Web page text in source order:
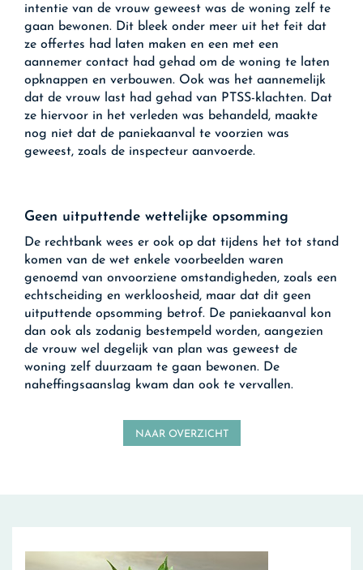
intentie van de vrouw geweest was de woning zelf te
gaan bewonen. Dit bleek onder meer uit het feit dat
ze offertes had laten maken en een met een
aannemer contact had gehad om de woning te laten
opknappen en verbouwen. Ook was het aannemelijk
dat de vrouw last had gehad van PTSS-klachten. Dat
ze hiervoor in het verleden was behandeld, maakte
nog niet dat de paniekaanval te voorzien was
geweest, zoals de inspecteur aanvoerde.
Geen uitputtende wettelijke opsomming
De rechtbank wees er ook op dat tijdens het tot stand
komen van de wet enkele voorbeelden waren
genoemd van onvoorziene omstandigheden, zoals een
echtscheiding en werkloosheid, maar dat dit geen
uitputtende opsomming betrof. De paniekaanval kon
dan ook als zodanig bestempeld worden, aangezien
de vrouw wel degelijk van plan was geweest de
woning zelf duurzaam te gaan bewonen. De
naheffingsaanslag kwam dan ook te vervallen.
NAAR OVERZICHT